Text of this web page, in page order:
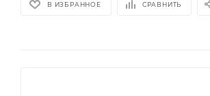
В ИЗБРАННОЕ СРАВНИТЬ